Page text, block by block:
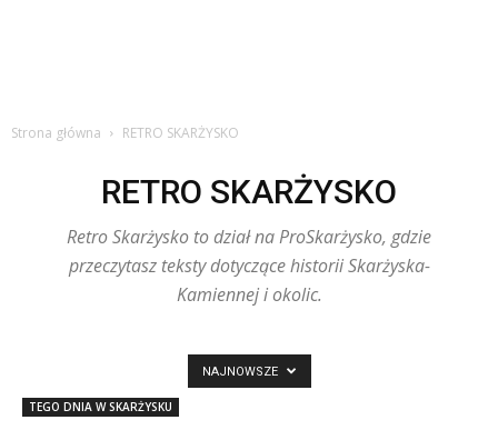
Strona główna RETRO SKARŻYSKO
RETRO SKARŻYSKO
Retro Skarżysko to dział na ProSkarżysko, gdzie
przeczytasz teksty dotyczące historii Skarżyska-
Kamiennej i okolic.
NAJNOWSZE
TEGO DNIA W SKARŻYSKU